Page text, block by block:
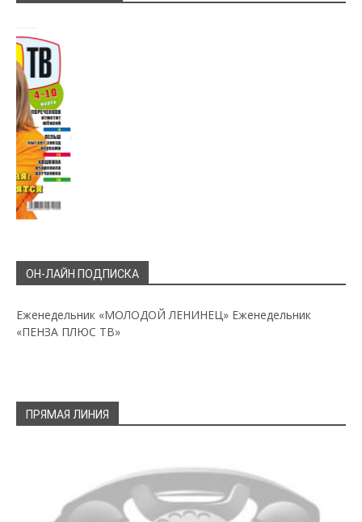
ОН-ЛАЙН ПОДПИСКА
Еженедельник «МОЛОДОЙ ЛЕНИНЕЦ» Еженедельник
«ПЕНЗА ПЛЮС ТВ»
ПРЯМАЯ ЛИНИЯ